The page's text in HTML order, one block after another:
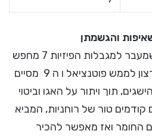
והגשמתן
טור זה מבטא את החיים שמעבר למגבלות הפיזיות 7 מחפש
אידיאלים 8 מחפש את הרצון לממש פוטנציאל ו ה 9 מסיים
תוך ויתור על האגו וביטוי
קודמים טור של רוחניות, המביא
החומר ואז מאפשר להכיר